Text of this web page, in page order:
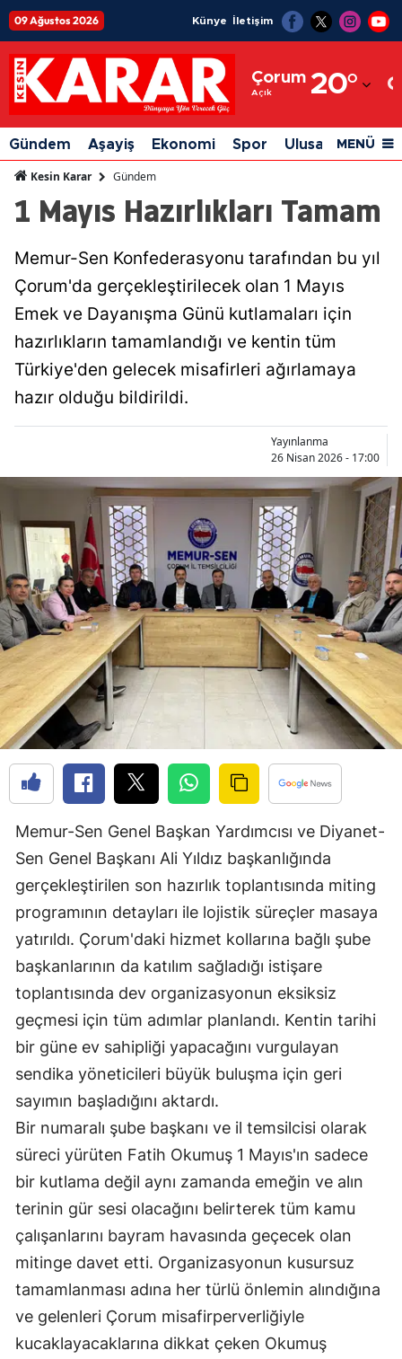
09 Ağustos 2026 Künye İletişim
Çorum
Açık 20°
Adıyaman
Afyonkarahisar
Ağrı
Amasya
Artvin
Aydın
Balıkesir
Bilecik
Bingöl
Bitlis
Bolu
Burdur
Bursa
Çanakkale
Çankırı
Çorum
Denizli
Diyarbakır
Edirne
Elazığ
Erzurum
Eskişehir
Gaziantep
Giresun
Gümüşhane
Hakkari
Hatay
Isparta
Mersin
İstanbul
İzmir
Kars
Gündem Aşayiş Ekonomi Spor Ulusal Siyaset
MENÜ
Kesin Karar Gündem
1 Mayıs Hazırlıkları Tamam
Memur-Sen Konfederasyonu tarafından bu yıl
Çorum'da gerçekleştirilecek olan 1 Mayıs
Emek ve Dayanışma Günü kutlamaları için
hazırlıkların tamamlandığı ve kentin tüm
Türkiye'den gelecek misafirleri ağırlamaya
hazır olduğu bildirildi.
Yayınlanma
26 Nisan 2026 - 17:00
Memur-Sen Genel Başkan Yardımcısı ve Diyanet-
Sen Genel Başkanı Ali Yıldız başkanlığında
gerçekleştirilen son hazırlık toplantısında miting
programının detayları ile lojistik süreçler masaya
yatırıldı. Çorum'daki hizmet kollarına bağlı şube
başkanlarının da katılım sağladığı istişare
toplantısında dev organizasyonun eksiksiz
geçmesi için tüm adımlar planlandı. Kentin tarihi
bir güne ev sahipliği yapacağını vurgulayan
sendika yöneticileri büyük buluşma için geri
sayımın başladığını aktardı.
Bir numaralı şube başkanı ve il temsilcisi olarak
süreci yürüten Fatih Okumuş 1 Mayıs'ın sadece
bir kutlama değil aynı zamanda emeğin ve alın
terinin gür sesi olacağını belirterek tüm kamu
çalışanlarını bayram havasında geçecek olan
mitinge davet etti. Organizasyonun kusursuz
tamamlanması adına her türlü önlemin alındığına
ve gelenleri Çorum misafirperverliğiyle
kucaklayacaklarına dikkat çeken Okumuş